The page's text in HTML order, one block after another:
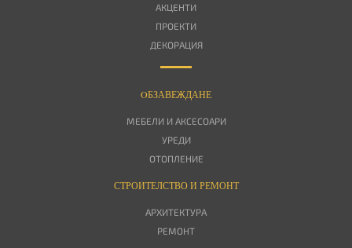
АКЦЕНТИ
ПРОЕКТИ
ДЕКОРАЦИЯ
OБЗАВЕЖДАНЕ
МЕБЕЛИ И АКСЕСОАРИ
УРЕДИ
ОТОПЛЕНИЕ
СТРОИТЕЛСТВО И РЕМОНТ
АРХИТЕКТУРА
РЕМОНТ